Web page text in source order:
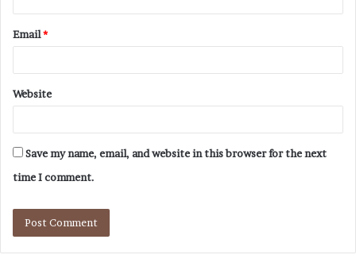
Email*
Website
Save my name, email, and website in this browser for the next
time I comment.